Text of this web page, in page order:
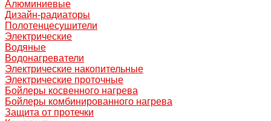
Алюминиевые
Дизайн-радиаторы
Полотенцесушители
Электрические
Водяные
Водонагреватели
Электрические накопительные
Электрические проточные
Бойлеры косвенного нагрева
Бойлеры комбинированного нагрева
Защита от протечки